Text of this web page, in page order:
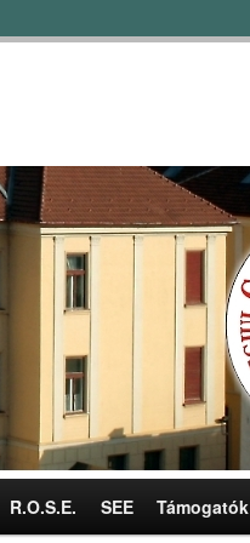
R.O.S.E. SEE Támogatók